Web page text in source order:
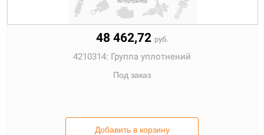
48 462,72 руб.
4210314: Группа уплотнений
Под заказ
Добавить в корзину